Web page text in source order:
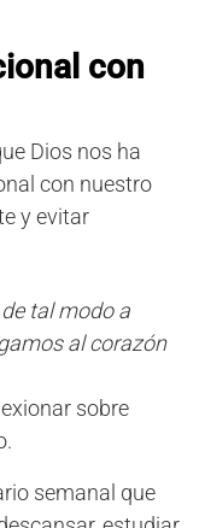
con
Dios nos ha
con nuestro
y evitar
tal modo a
al corazón
sobre
semanal que